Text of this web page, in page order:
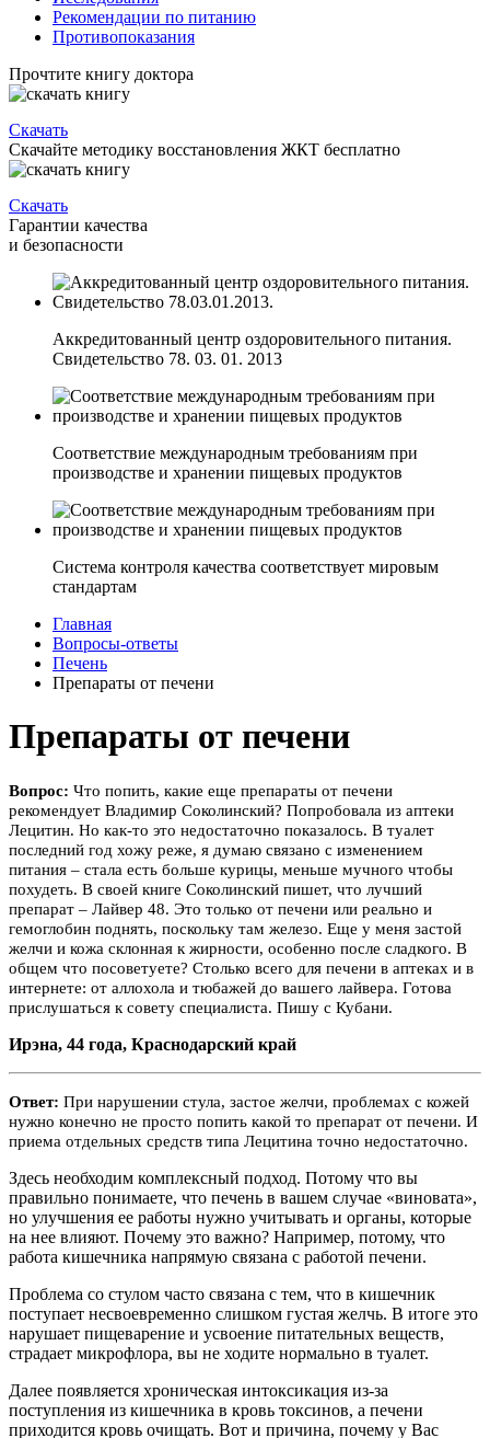
Рекомендации по питанию
Противопоказания
Прочтите книгу доктора
Скачать
Скачайте методику восстановления ЖКТ бесплатно
Скачать
Гарантии качества
и безопасности
Аккредитованный центр оздоровительного питания.
Свидетельство 78. 03. 01. 2013
Соответствие международным требованиям при
производстве и хранении пищевых продуктов
Система контроля качества соответствует мировым
стандартам
Главная
Вопросы-ответы
Печень
Препараты от печени
Препараты от печени
Вопрос: Что попить, какие еще препараты от печени
рекомендует Владимир Соколинский? Попробовала из аптеки
Лецитин. Но как-то это недостаточно показалось. В туалет
последний год хожу реже, я думаю связано с изменением
питания – стала есть больше курицы, меньше мучного чтобы
похудеть. В своей книге Соколинский пишет, что лучший
препарат – Лайвер 48. Это только от печени или реально и
гемоглобин поднять, поскольку там железо. Еще у меня застой
желчи и кожа склонная к жирности, особенно после сладкого. В
общем что посоветуете? Столько всего для печени в аптеках и в
интернете: от аллохола и тюбажей до вашего лайвера. Готова
прислушаться к совету специалиста. Пишу с Кубани.
Ирэна, 44 года, Краснодарский край
Ответ: При нарушении стула, застое желчи, проблемах с кожей
нужно конечно не просто попить какой то препарат от печени. И
приема отдельных средств типа Лецитина точно недостаточно.
Здесь необходим комплексный подход. Потому что вы
правильно понимаете, что печень в вашем случае «виновата»,
но улучшения ее работы нужно учитывать и органы, которые
на нее влияют. Почему это важно? Например, потому, что
работа кишечника напрямую связана с работой печени.
Проблема со стулом часто связана с тем, что в кишечник
поступает несвоевременно слишком густая желчь. В итоге это
нарушает пищеварение и усвоение питательных веществ,
страдает микрофлора, вы не ходите нормально в туалет.
Далее появляется хроническая интоксикация из-за
поступления из кишечника в кровь токсинов, а печени
приходится кровь очищать. Вот и причина, почему у Вас